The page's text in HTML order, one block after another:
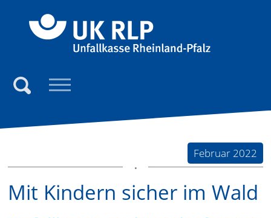
Suchen
Februar 2022
Mit Kindern sicher im Wald